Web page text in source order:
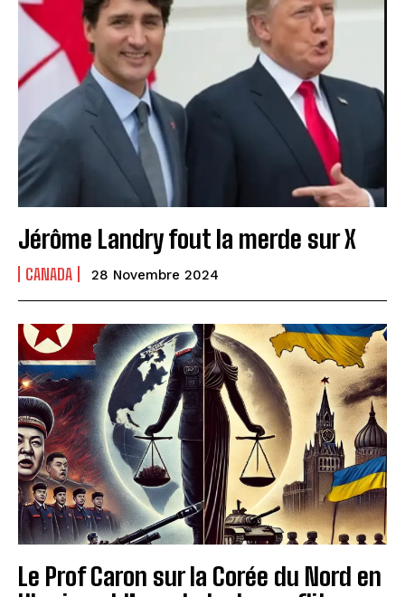
Jérôme Landry fout la merde sur X
CANADA 28 Novembre 2024
Le Prof Caron sur la Corée du Nord en